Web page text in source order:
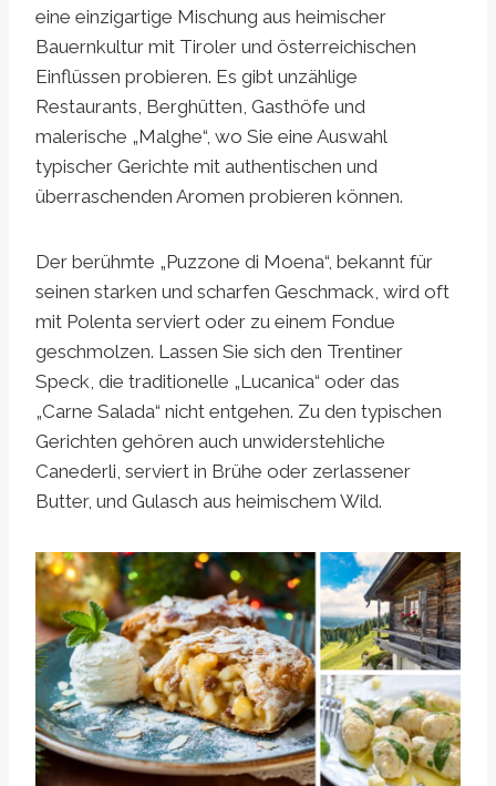
eine einzigartige Mischung aus heimischer
Bauernkultur mit Tiroler und österreichischen
Einflüssen probieren. Es gibt unzählige
Restaurants, Berghütten, Gasthöfe und
malerische „Malghe“, wo Sie eine Auswahl
typischer Gerichte mit authentischen und
überraschenden Aromen probieren können.
Der berühmte „Puzzone di Moena“, bekannt für
seinen starken und scharfen Geschmack, wird oft
mit Polenta serviert oder zu einem Fondue
geschmolzen. Lassen Sie sich den Trentiner
Speck, die traditionelle „Lucanica“ oder das
„Carne Salada“ nicht entgehen. Zu den typischen
Gerichten gehören auch unwiderstehliche
Canederli, serviert in Brühe oder zerlassener
Butter, und Gulasch aus heimischem Wild.